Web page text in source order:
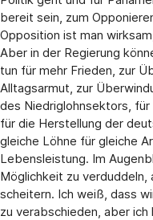
bereit sein, zum
Opposition ist man
Aber in der Regierung
tun für mehr Frieden, zur
Alltagsarmut, zur
des Niedriglohnsektors,
für die Herstellung der
gleiche Löhne für gleiche
Lebensleistung. Im
Möglichkeit zu
scheitern. Ich weiß, dass
zu verabschieden, aber